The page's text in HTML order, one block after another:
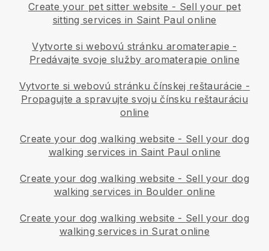
Create your pet sitter website - Sell your pet
sitting services in Saint Paul online
Vytvorte si webovú stránku aromaterapie -
Predávajte svoje služby aromaterapie online
Vytvorte si webovú stránku čínskej reštaurácie -
Propagujte a spravujte svoju čínsku reštauráciu
online
Create your dog walking website - Sell your dog
walking services in Saint Paul online
Create your dog walking website - Sell your dog
walking services in Boulder online
Create your dog walking website - Sell your dog
walking services in Surat online